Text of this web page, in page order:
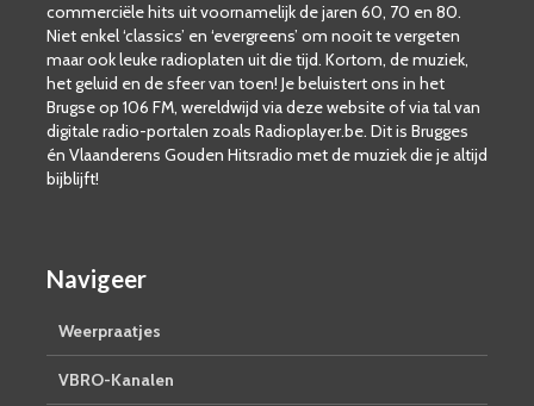
commerciële hits uit voornamelijk de jaren 60, 70 en 80.
Niet enkel ‘classics’ en ‘evergreens’ om nooit te vergeten
maar ook leuke radioplaten uit die tijd. Kortom, de muziek,
het geluid en de sfeer van toen! Je beluistert ons in het
Brugse op 106 FM, wereldwijd via deze website of via tal van
digitale radio-portalen zoals Radioplayer.be. Dit is Brugges
én Vlaanderens Gouden Hitsradio met de muziek die je altijd
bijblijft!
Navigeer
Weerpraatjes
VBRO-Kanalen